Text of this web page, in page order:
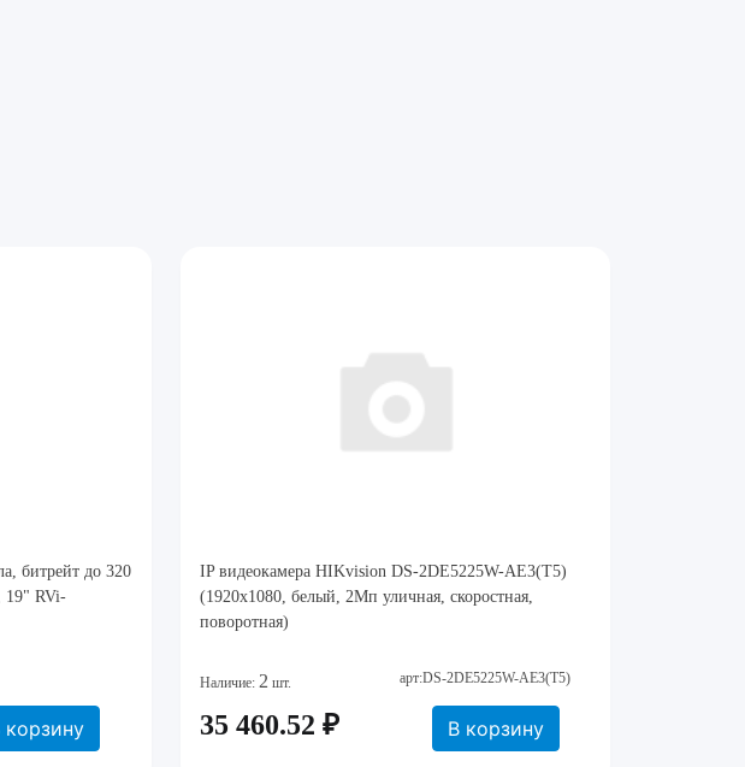
битрейт до 320
19" RVi-
корзину
IP видеокамера HIKvision DS-2DE5225W-AE3(T5)
(1920х1080, белый, 2Мп уличная, скоростная,
поворотная)
Наличие: 2 шт. арт:DS-2DE5225W-AE3(T5)
35 460.52 ₽ В корзину